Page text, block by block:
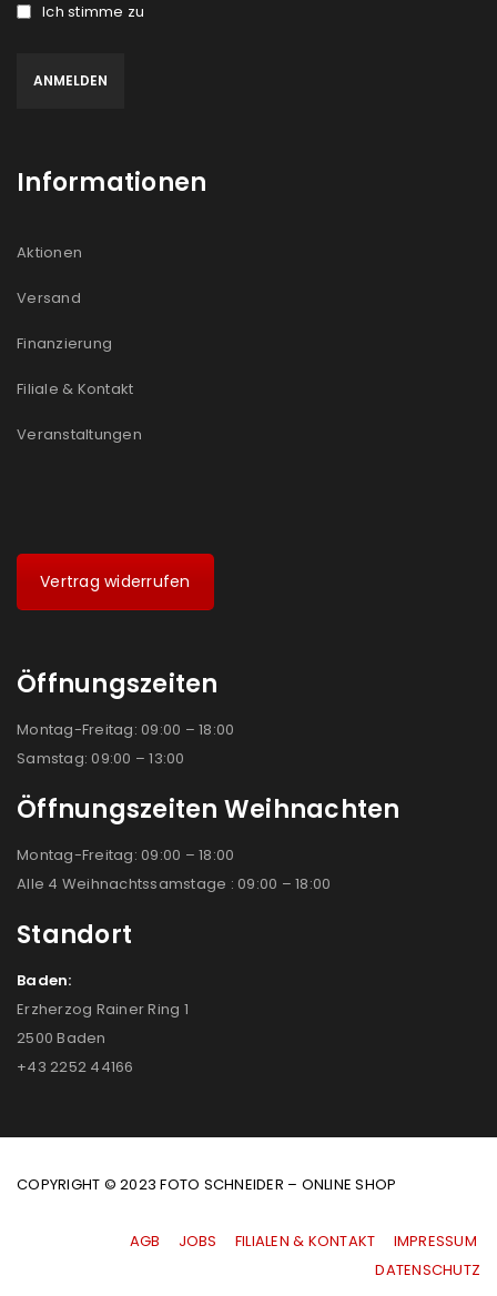
Ich stimme zu
Informationen
Aktionen
Versand
Finanzierung
Filiale & Kontakt
Veranstaltungen
Vertrag widerrufen
Öffnungszeiten
Montag-Freitag: 09:00 – 18:00
Samstag: 09:00 – 13:00
Öffnungszeiten Weihnachten
Montag-Freitag: 09:00 – 18:00
Alle 4 Weihnachtssamstage : 09:00 – 18:00
Standort
Baden:
Erzherzog Rainer Ring 1
2500 Baden
+43 2252 44166
COPYRIGHT © 2023 FOTO SCHNEIDER – ONLINE SHOP
AGB JOBS FILIALEN & KONTAKT
IMPRESSUM
|DATENSCHUTZ